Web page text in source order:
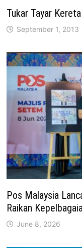
Tukar Tayar
September 1, 2013
Pos Malaysia
Raikan
June 8, 2026